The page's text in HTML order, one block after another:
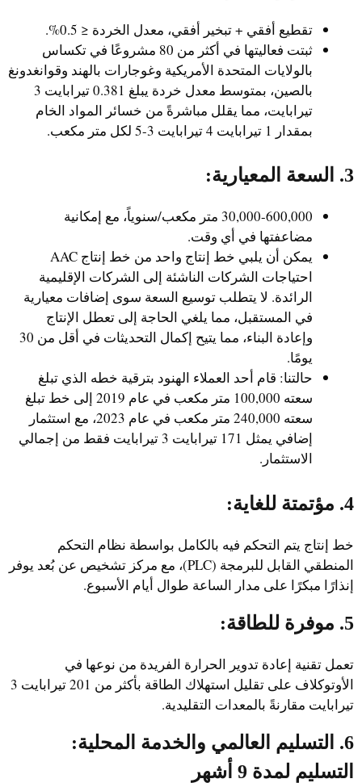
تقطيع أفقي + تبخير أفقي، معدل الخردة ≤ 0.5%.
ثبتت فعاليتها في أكثر من 80 مشروعًا في تكساس
بالولايات المتحدة الأمريكية وغوجارات بالهند وقوانغدونغ
بالصين، بمتوسط معدل خردة يبلغ 0.381 تيرابايت 3
تيرابايت، مما يقلل مباشرةً من خسائر المواد الخام
بمقدار 1 تيرابايت 4 تيرابايت 3-5 لكل متر مكعب.
3. السعة المعيارية:
30,000-600,000 متر مكعب/سنوياً، مع إمكانية
مضاعفتها في أي وقت.
يمكن أن يلبي خط إنتاج واحد من خط إنتاج AAC
احتياجات الشركات الناشئة إلى الشركات الإقليمية
الرائدة. لا يتطلب توسيع السعة سوى إضافات معيارية
في المستقبل، مما يلغي الحاجة إلى تعطل الإنتاج
وإعادة البناء، مما يتيح إكمال التحديثات في أقل من 30
يومًا.
حالتنا: قام أحد العملاء الهنود بترقية خطه الذي تبلغ
سعته 100,000 متر مكعب في عام 2019 إلى خط تبلغ
سعته 240,000 متر مكعب في عام 2023، مع استثمار
إضافي يمثل 171 تيرابايت 3 تيرابايت فقط من إجمالي
الاستثمار.
4. مؤتمتة للغاية:
خط إنتاج يتم التحكم فيه بالكامل بواسطة نظام التحكم
المنطقي القابل للبرمجة (PLC)، مع مركز تشخيص عن بُعد يوفر
إنذارًا مبكرًا على مدار الساعة طوال أيام الأسبوع.
5. موفرة للطاقة:
تعمل تقنية إعادة تدوير الحرارة الفريدة من نوعها في
الأوتوكلاف على تقليل استهلاك الطاقة بأكثر من 201 تيرابايت 3
تيرابايت مقارنةً بالمعدات التقليدية.
6. التسليم العالمي والخدمة المحلية:
التسليم لمدة 9 أشهر